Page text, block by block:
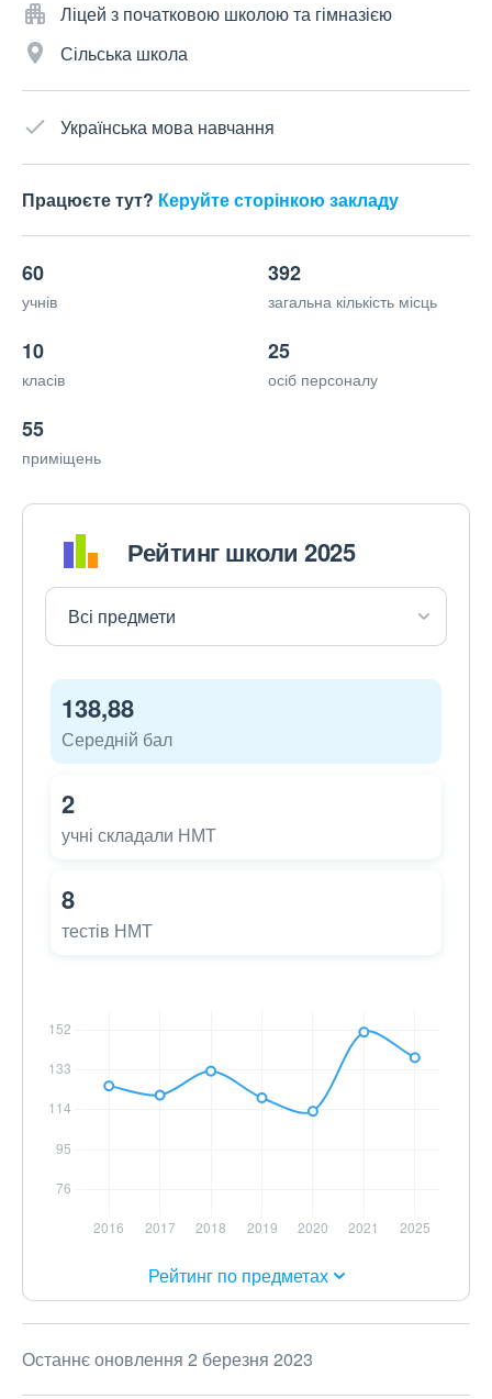
Ліцей з початковою школою та гімназією
Сільська школа
Українська мова навчання
Працюєте тут? Керуйте сторінкою закладу
60
учнів
392
загальна кількість місць
10
класів
25
осіб персоналу
55
приміщень
Рейтинг школи 2025
138,88
Середній бал
2
учні складали НМТ
8
тестів НМТ
Рейтинг по предметах
Останнє оновлення 2 березня 2023